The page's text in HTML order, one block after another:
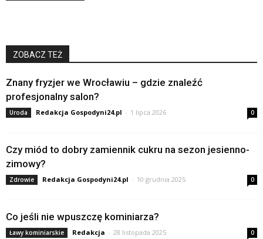
ZOBACZ TEŻ
Znany fryzjer we Wrocławiu – gdzie znaleźć
profesjonalny salon?
Uroda Redakcja Gospodyni24.pl - 1 lipca 2026 0
Czy miód to dobry zamiennik cukru na sezon jesienno-
zimowy?
Zdrowie Redakcja Gospodyni24.pl - 10 grudnia 2025 0
Co jeśli nie wpuszczę kominiarza?
Ławy kominiarskie Redakcja - 28 listopada 2025 0